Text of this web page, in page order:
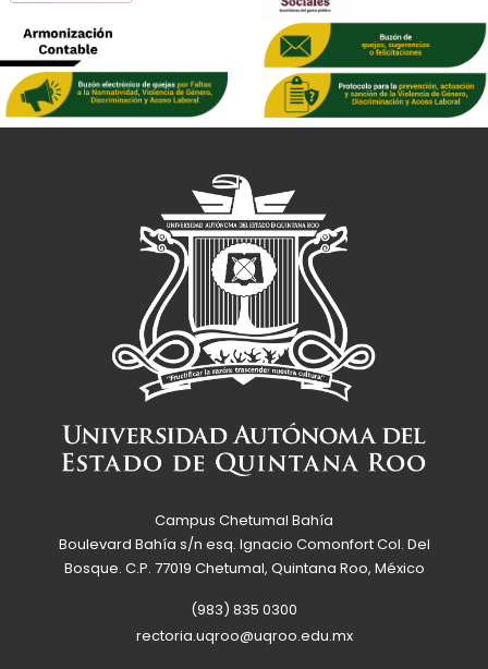
Campus Chetumal Bahía
Boulevard Bahía s/n esq. Ignacio Comonfort Col. Del
Bosque. C.P. 77019 Chetumal, Quintana Roo, México
(983) 835 0300
rectoria.uqroo@uqroo.edu.mx